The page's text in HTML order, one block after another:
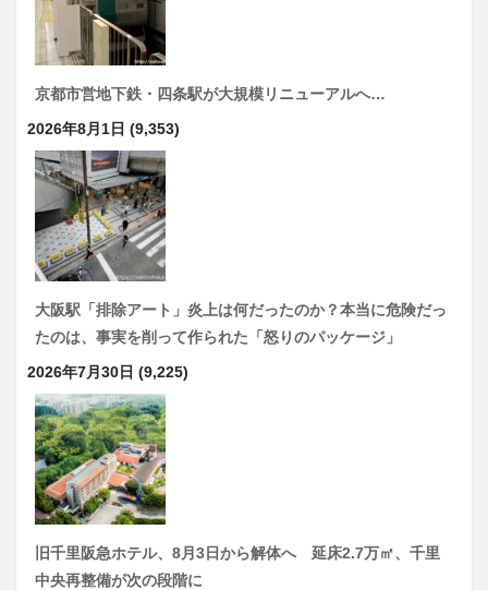
京都市営地下鉄・四条駅が大規模リニューアルへ…
2026年8月1日 (9,353)
大阪駅「排除アート」炎上は何だったのか？本当に危険だっ
たのは、事実を削って作られた「怒りのパッケージ」
2026年7月30日 (9,225)
旧千里阪急ホテル、8月3日から解体へ 延床2.7万㎡、千里
中央再整備が次の段階に